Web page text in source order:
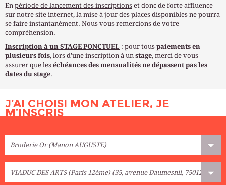
En période de lancement des inscriptions et donc de forte affluence
sur notre site internet, la mise à jour des places disponibles ne pourra
se faire instantanément. Nous vous remercions de votre
compréhension.
Inscription à un STAGE PONCTUEL : pour tous paiements en
plusieurs fois, lors d’une inscription à un stage, merci de vous
assurer que les échéances des mensualités ne dépassent pas les
dates du stage.
J’AI CHOISI MON ATELIER, JE
M’INSCRIS